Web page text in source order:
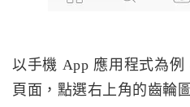
以手機 App 應用程式為
頁面，點選右上角的齒輪